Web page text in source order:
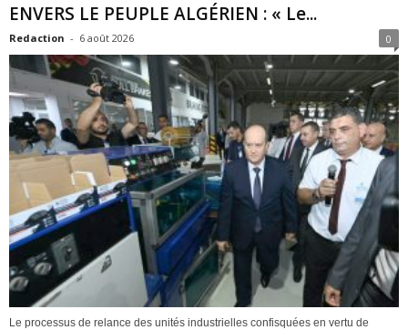
ENVERS LE PEUPLE ALGÉRIEN : « Le...
Redaction - 6 août 2026 0
Le processus de relance des unités industrielles confisquées en vertu de